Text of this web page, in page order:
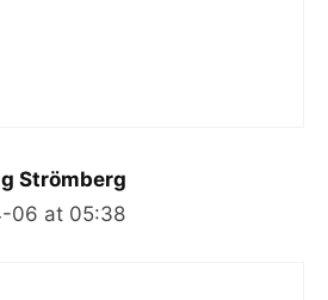
Strömberg
06 at 05:38